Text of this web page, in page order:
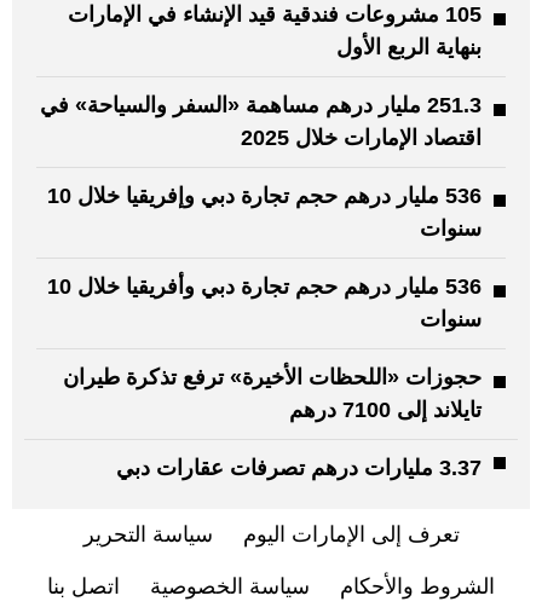
105 مشروعات فندقية قيد الإنشاء في الإمارات
بنهاية الربع الأول
251.3 مليار درهم مساهمة «السفر والسياحة» في
اقتصاد الإمارات خلال 2025
536 مليار درهم حجم تجارة دبي وإفريقيا خلال 10
سنوات
536 مليار درهم حجم تجارة دبي وأفريقيا خلال 10
سنوات
حجوزات «اللحظات الأخيرة» ترفع تذكرة طيران
تايلاند إلى 7100 درهم
3.37 مليارات درهم تصرفات عقارات دبي
تعرف إلى الإمارات اليوم سياسة التحرير
الشروط والأحكام سياسة الخصوصية اتصل بنا